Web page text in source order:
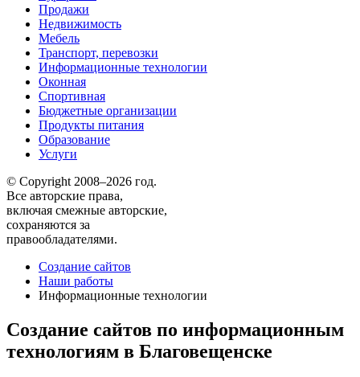
Продажи
Недвижимость
Мебель
Транспорт, перевозки
Информационные технологии
Оконная
Спортивная
Бюджетные организации
Продукты питания
Образование
Услуги
© Copyright 2008–2026 год.
Все авторские права,
включая смежные авторские,
сохраняются за
правообладателями.
Создание сайтов
Наши работы
Информационные технологии
Создание сайтов по информационным
технологиям в Благовещенске